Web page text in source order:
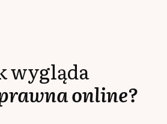
wygląda
online?